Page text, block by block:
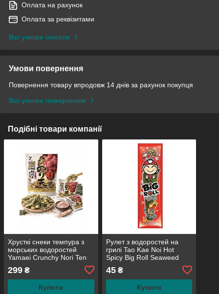
Оплата на рахунок
Оплата за реквізитами
Всі умови оплати
Умови повернення
Повернення товару впродовж 14 днів за рахунок покупця
Всі умови повернення
Подібні товари компанії
Хрусткі снеки темпура з
морських водоростей
Yamaei Crunchy Nori Ten
299 ₴
Купити
Рулет з водоростей на
грилі Tao Kae Noi Hot
Spicy Big Roll Seaweed
45₴
Купити